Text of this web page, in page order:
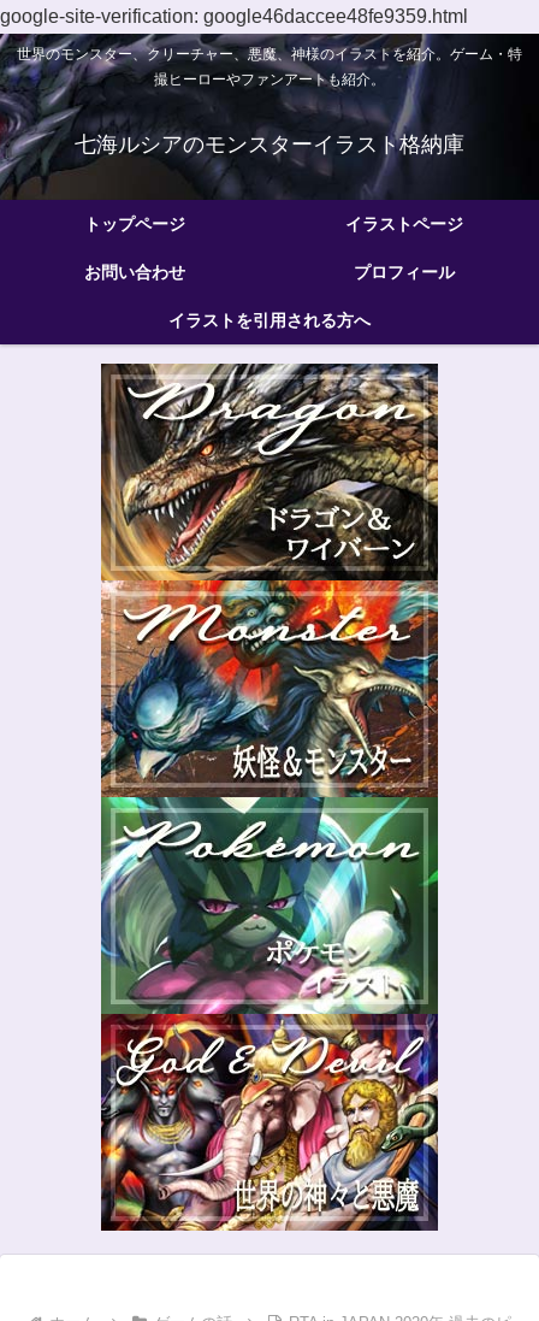
google-site-verification: google46daccee48fe9359.html
世界のモンスター、クリーチャー、悪魔、神様のイラストを紹介。ゲーム・特
撮ヒーローやファンアートも紹介。
七海ルシアのモンスターイラスト格納庫
トップページ イラストページ
お問い合わせ プロフィール
イラストを引用される方へ